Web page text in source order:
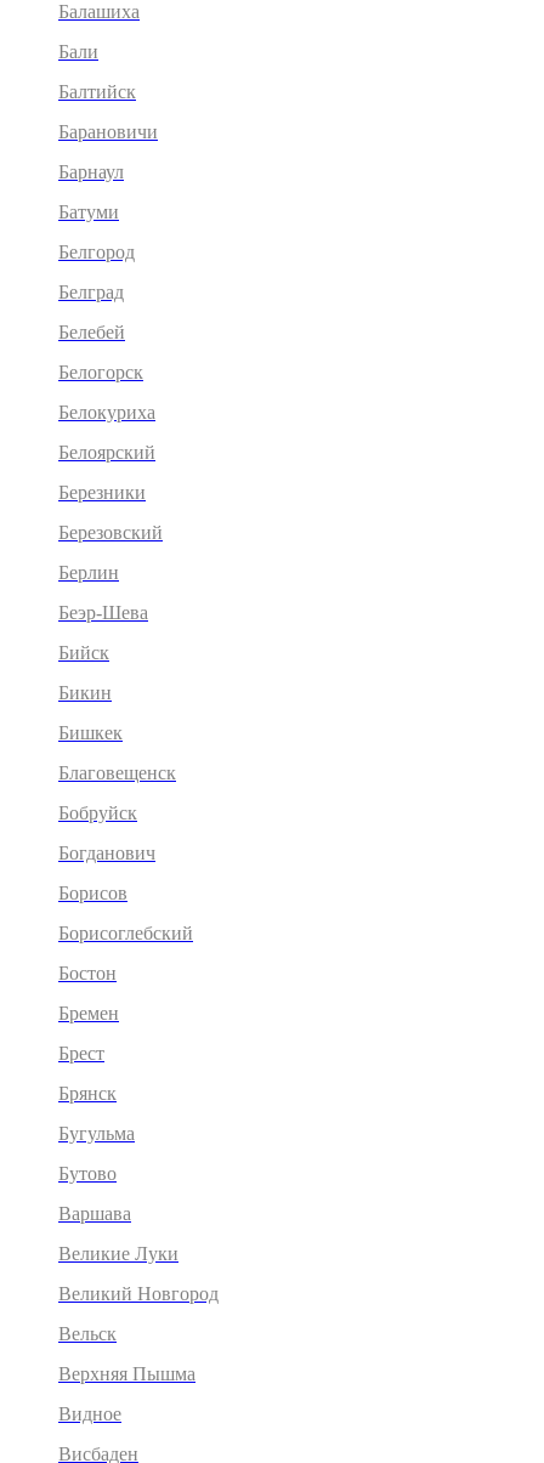
Балашиха
Бали
Балтийск
Барановичи
Барнаул
Батуми
Белгород
Белград
Белебей
Белогорск
Белокуриха
Белоярский
Березники
Березовский
Берлин
Беэр-Шева
Бийск
Бикин
Бишкек
Благовещенск
Бобруйск
Богданович
Борисов
Борисоглебский
Бостон
Бремен
Брест
Брянск
Бугульма
Бутово
Варшава
Великие Луки
Великий Новгород
Вельск
Верхняя Пышма
Видное
Висбаден